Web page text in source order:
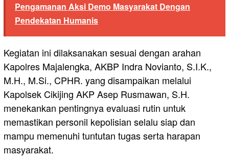
Pengamanan Aksi Demo Masyarakat Dengan
Pendekatan Humanis
Kegiatan ini dilaksanakan sesuai dengan arahan
Kapolres Majalengka, AKBP Indra Novianto, S.I.K.,
M.H., M.Si., CPHR. yang disampaikan melalui
Kapolsek Cikijing AKP Asep Rusmawan, S.H.
menekankan pentingnya evaluasi rutin untuk
memastikan personil kepolisian selalu siap dan
mampu memenuhi tuntutan tugas serta harapan
masyarakat.